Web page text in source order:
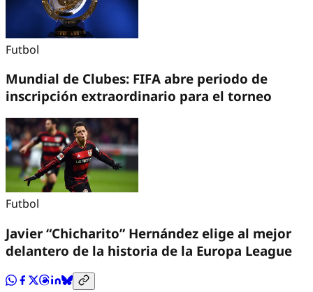
Futbol
Mundial de Clubes: FIFA abre periodo de
inscripción extraordinario para el torneo
Futbol
Javier “Chicharito” Hernández elige al mejor
delantero de la historia de la Europa League